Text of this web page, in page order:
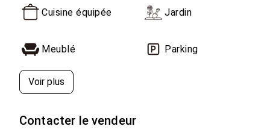
Cuisine équipée Jardin
Meublé Parking
Voir plus
Contacter le vendeur